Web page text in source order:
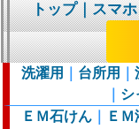
トップ｜スマ
洗濯用 台所用
シ
ＥＭ石けん
Ｅ